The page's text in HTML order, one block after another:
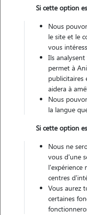
Pas d'animaux
Non véhiculé
L'envoi d'une
Motivation
Je suis une grande fan
libre pour donner de
avez besoin de les faire
Si cette option
Nous
le site et le
vous
Ils
permet à
publicitaires
aidera à
Nous
la langue
Si cette option
Nous ne
vous d'une
l'expérience
centres
Vous aurez
certaines